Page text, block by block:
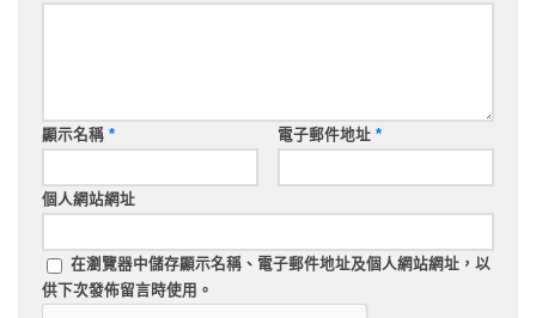
顯示名稱 * 電子郵件地址 *
個人網站網址
在瀏覽器中儲存顯示名稱、電子郵件地址及個人網站網址，以
供下次發佈留言時使用。